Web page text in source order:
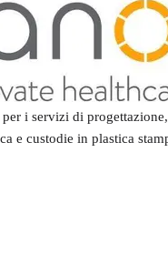
i servizi di
e custodie in plastica